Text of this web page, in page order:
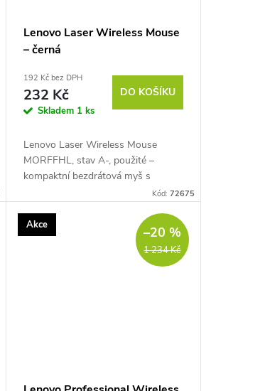
Lenovo Laser Wireless Mouse
– černá
192 Kč bez DPH
232 Kč
Skladem 1 ks
DO KOŠÍKU
Lenovo Laser Wireless Mouse
MORFFHL, stav A-, použité –
kompaktní bezdrátová myš s
laserovým senzorem 1600 DPI,
přijímač, 3 tlačítky, 4směrným...
Kód: 72675
Akce
1 234 Kč
–20 %